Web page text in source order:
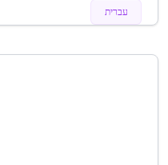
עברית